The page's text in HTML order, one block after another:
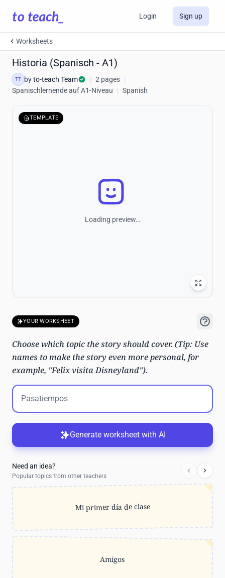
Login Sign up
Worksheets
Historia (Spanisch - A1)
TT byto-teach Team | 2 pages |
Spanischlernende auf A1-Niveau
| Spanish
TEMPLATE
Loading preview…
YOUR WORKSHEET
Choose which topic the story should cover. (Tip: Use
names to make the story even more personal, for
example, "Felix visita Disneyland").
Generate worksheet with AI
Need an idea?
Popular topics from other teachers
Mi primer día de clase
Amigos